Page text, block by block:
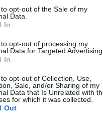
opt-out of the Sale of my
Data.
In
opt-out of processing my
Data for Targeted Advertising.
In
opt-out of Collection, Use,
Sale, and/or Sharing of my
Data that Is Unrelated with
for which it was collected.
Out
που φιλοξένησε την
υπέροχο συγκροτημα 13